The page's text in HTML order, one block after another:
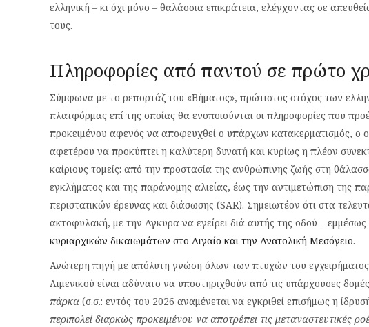
ελληνική – κι όχι μόνο – θαλάσσια επικράτεια, ελέγχοντας σε
τους.
Πληροφορίες από παντού σε πρώτο
Σύμφωνα με το ρεπορτάζ του «Βήματος», πρώτιστος στόχος των
πλατφόρμας επί της οποίας θα ενοποιούνται οι πληροφορίες που
προκειμένου αφενός να αποφευχθεί ο υπάρχων κατακερματισμός, ο
αφετέρου να προκύπτει η καλύτερη δυνατή και κυρίως η πλέον
καίριους τομείς: από την προστασία της ανθρώπινης ζωής στη
εγκλήματος και της παράνομης αλιείας, έως την αντιμετώπιση της
περιστατικών έρευνας και διάσωσης (SAR). Σημειωτέον ότι στα
ακτοφυλακή, με την Αγκυρα να εγείρει διά αυτής της οδού –
κυριαρχικών δικαιωμάτων στο Αιγαίο και την Ανατολική Μεσόγειο.
Ανώτερη πηγή με απόλυτη γνώση όλων των πτυχών του εγχειρήματος
Λιμενικού είναι αδύνατο να υποστηριχθούν από τις υπάρχουσες
πάρκα (σ.σ.: εντός του 2026 αναμένεται να εγκριθεί επισήμως η
περιπολεί διαρκώς προκειμένου να αποτρέπει τις μεταναστευτικές